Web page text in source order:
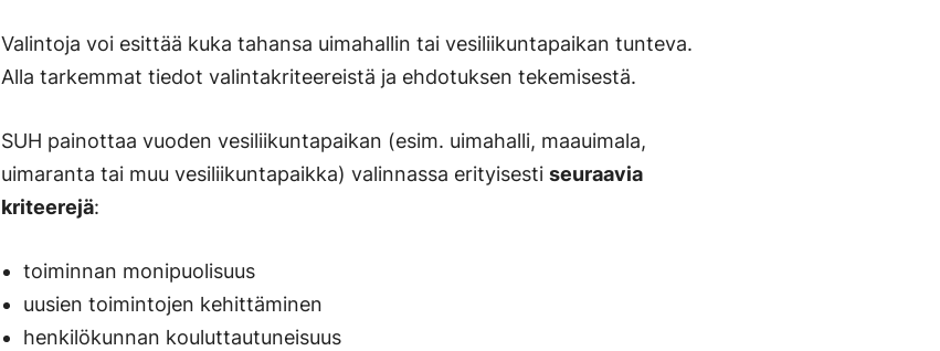
Valintoja voi esittää kuka tahansa uimahallin tai vesiliikuntapaikan tunteva.
Alla tarkemmat tiedot valintakriteereistä ja ehdotuksen tekemisestä.
SUH painottaa vuoden vesiliikuntapaikan (esim. uimahalli, maauimala,
uimaranta tai muu vesiliikuntapaikka) valinnassa erityisesti seuraavia
kriteerejä:
toiminnan monipuolisuus
uusien toimintojen kehittäminen
henkilökunnan kouluttautuneisuus